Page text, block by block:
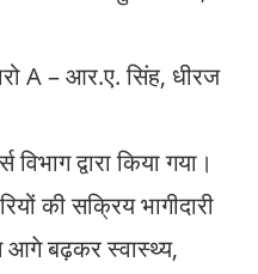
A – आर.ए. सिंह, धीरज
द्वारा किया गया।
की सक्रिय भागीदारी
आगे बढ़कर स्वास्थ्य,